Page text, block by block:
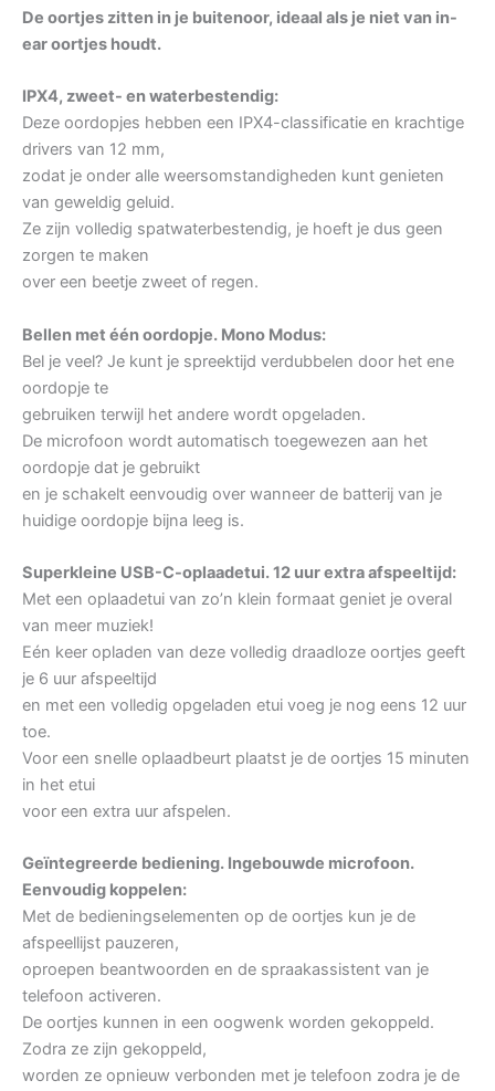
De oortjes zitten in je buitenoor, ideaal als je niet van in-
ear oortjes houdt.
IPX4, zweet- en waterbestendig:
Deze oordopjes hebben een IPX4-classificatie en krachtige
drivers van 12 mm,
zodat je onder alle weersomstandigheden kunt genieten
van geweldig geluid.
Ze zijn volledig spatwaterbestendig, je hoeft je dus geen
zorgen te maken
over een beetje zweet of regen.
Bellen met één oordopje. Mono Modus:
Bel je veel? Je kunt je spreektijd verdubbelen door het ene
oordopje te
gebruiken terwijl het andere wordt opgeladen.
De microfoon wordt automatisch toegewezen aan het
oordopje dat je gebruikt
en je schakelt eenvoudig over wanneer de batterij van je
huidige oordopje bijna leeg is.
Superkleine USB-C-oplaadetui. 12 uur extra afspeeltijd:
Met een oplaadetui van zo’n klein formaat geniet je overal
van meer muziek!
Eén keer opladen van deze volledig draadloze oortjes geeft
je 6 uur afspeeltijd
en met een volledig opgeladen etui voeg je nog eens 12 uur
toe.
Voor een snelle oplaadbeurt plaatst je de oortjes 15 minuten
in het etui
voor een extra uur afspelen.
Geïntegreerde bediening. Ingebouwde microfoon.
Eenvoudig koppelen:
Met de bedieningselementen op de oortjes kun je de
afspeellijst pauzeren,
oproepen beantwoorden en de spraakassistent van je
telefoon activeren.
De oortjes kunnen in een oogwenk worden gekoppeld.
Zodra ze zijn gekoppeld,
worden ze opnieuw verbonden met je telefoon zodra je de